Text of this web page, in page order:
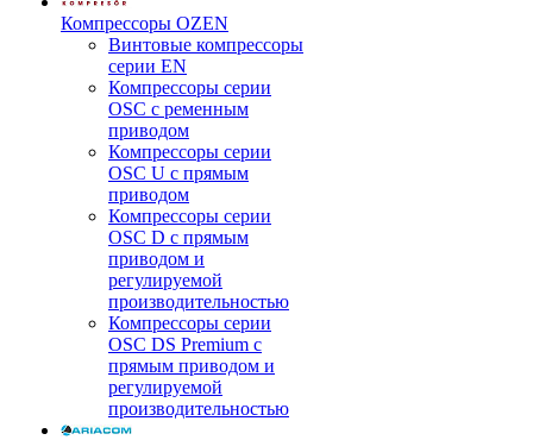
Компрессоры OZEN
Винтовые компрессоры
серии EN
Компрессоры серии
OSC с ременным
приводом
Компрессоры серии
OSC U с прямым
приводом
Компрессоры серии
OSC D с прямым
приводом и
регулируемой
производительностью
Компрессоры серии
OSC DS Premium с
прямым приводом и
регулируемой
производительностью